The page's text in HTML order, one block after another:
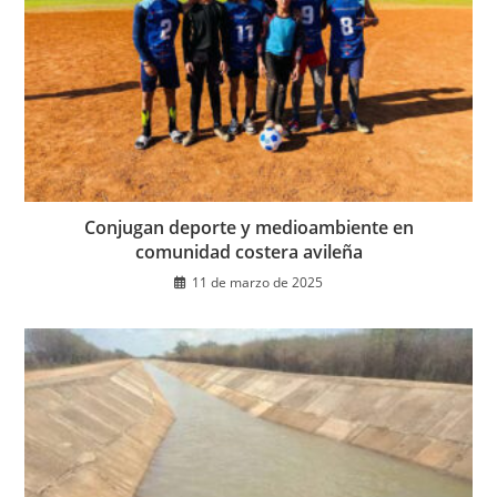
Conjugan deporte y medioambiente en
comunidad costera avileña
11 de marzo de 2025